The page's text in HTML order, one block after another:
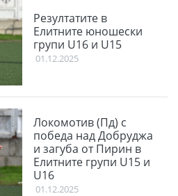
Резултатите в
Елитните юношески
групи U16 и U15
01.12.2025
Локомотив (Пд) с
победа над Добруджа
и загуба от Пирин в
Елитните групи U15 и
U16
01.12.2025